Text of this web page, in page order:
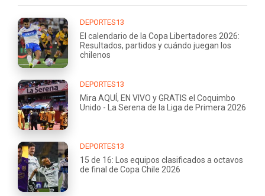
DEPORTES13
El calendario de la Copa Libertadores 2026:
Resultados, partidos y cuándo juegan los
chilenos
DEPORTES13
Mira AQUÍ, EN VIVO y GRATIS el Coquimbo
Unido - La Serena de la Liga de Primera 2026
DEPORTES13
15 de 16: Los equipos clasificados a octavos
de final de Copa Chile 2026